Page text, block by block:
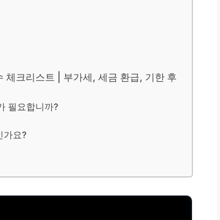
체크리스트 | 부가세, 세금 환급, 기한 후
필요합니까?
가요?